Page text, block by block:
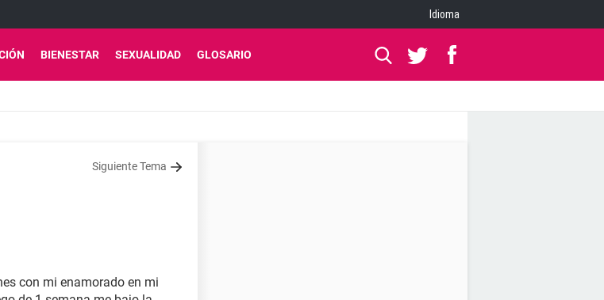
Idioma
BIENESTAR SEXUALIDAD GLOSARIO
Siguiente Tema
con mi enamorado en mi